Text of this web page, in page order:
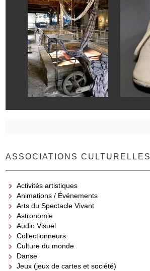
ASSOCIATIONS CULTURELLES
Activités artistiques
Animations / Événements
Arts du Spectacle Vivant
Astronomie
Audio Visuel
Collectionneurs
Culture du monde
Danse
Jeux (jeux de cartes et société)